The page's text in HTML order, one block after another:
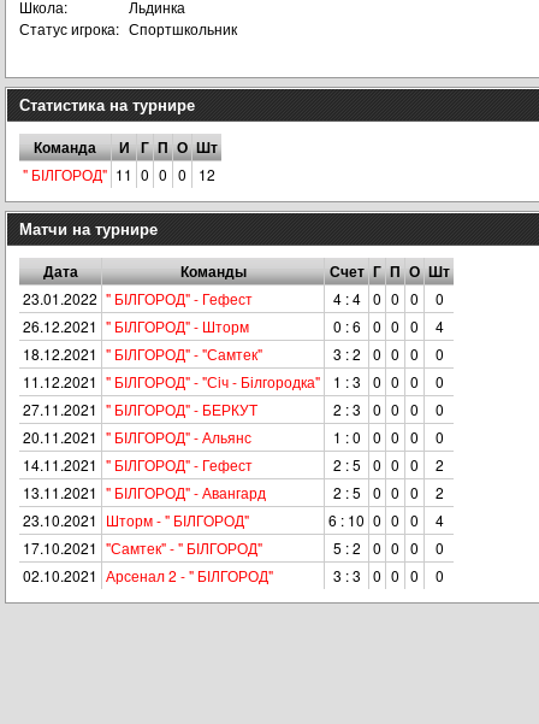
Школа:
Льдинка
Статус игрока: Спортшкольник
Статистика на турнире
Команда И Г П О Шт
" БІЛГОРОД" 11 0 0 0 12
Матчи на турнире
Дата Команды Счет Г П О Шт
23.01.2022 " БІЛГОРОД" - Гефест 4 : 4 0 0 0
0
26.12.2021 " БІЛГОРОД" - Шторм 0 : 6 0 0 0
4
18.12.2021 " БІЛГОРОД" - "Самтек" 3 : 2 0 0 0
0
11.12.2021 " БІЛГОРОД" - "Сiч - Білгородка" 1 : 3 0 0 0
0
27.11.2021 " БІЛГОРОД" - БЕРКУТ 2 : 3 0 0 0
0
20.11.2021 " БІЛГОРОД" - Альянс 1 : 0 0 0 0
0
14.11.2021 " БІЛГОРОД" - Гефест 2 : 5 0 0 0
2
13.11.2021 " БІЛГОРОД" - Авангард 2 : 5 0 0 0
2
23.10.2021 Шторм - " БІЛГОРОД" 6 : 10 0 0 0
4
17.10.2021 "Самтек" - " БІЛГОРОД" 5 : 2 0 0 0
0
02.10.2021 Арсенал 2 - " БІЛГОРОД" 3 : 3 0 0 0 0